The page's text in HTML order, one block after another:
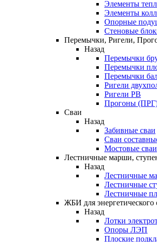
Элементы
Элементы
Опорные
Стеновые
Перемычки, Ригели,
Назад
Перемычки
Перемычки
Перемычки
Ригели
Ригели РВ
Прогоны
Сваи
Назад
Забивные сваи
Сваи
Мостовые сваи
Лестничные марши,
Назад
Лестничные
Лестничные
Лестничные
ЖБИ для энергетического
Назад
Лотки
Опоры ЛЭП
Плоские